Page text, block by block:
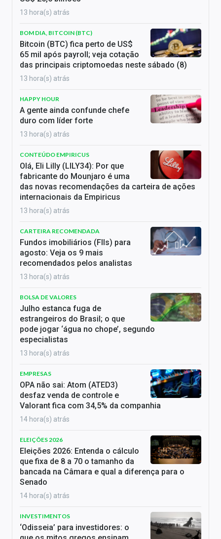
13 hora(s) atrás
BOM DIA, BITCOIN (BTC)
Bitcoin (BTC) fica perto de US$
65 mil após payroll; veja cotação
das principais criptomoedas neste sábado (8)
13 hora(s) atrás
HAPPY HOUR
A gente ainda confunde chefe
duro com líder forte
13 hora(s) atrás
CONTEÚDO EMPIRICUS
Olá, Eli Lilly (LILY34): Por que
fabricante do Mounjaro é uma
das novas recomendações da carteira de ações
internacionais da Empiricus
13 hora(s) atrás
CARTEIRA RECOMENDADA
Fundos imobiliários (FIIs) para
agosto: Veja os 9 mais
recomendados pelos analistas
13 hora(s) atrás
BOLSA DE VALORES
Julho estanca fuga de
estrangeiros do Brasil; o que
pode jogar ‘água no chope’, segundo
especialistas
13 hora(s) atrás
EMPRESAS
OPA não sai: Atom (ATED3)
desfaz venda de controle e
Valorant fica com 34,5% da companhia
14 hora(s) atrás
ELEIÇÕES 2026
Eleições 2026: Entenda o cálculo
que fixa de 8 a 70 o tamanho da
bancada na Câmara e qual a diferença para o
Senado
14 hora(s) atrás
INVESTIMENTOS
‘Odisseia’ para investidores: o